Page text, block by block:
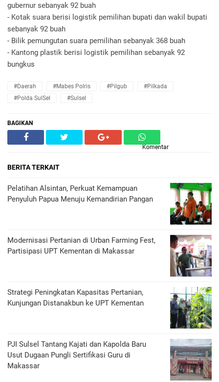
gubernur sebanyak 92 buah
- Kotak suara berisi logistik pemilihan bupati dan wakil bupati
sebanyak 92 buah
- Bilik pemungutan suara pemilihan sebanyak 368 buah
- Kantong plastik berisi logistik pemilihan sebanyak 92
bungkus
#Daerah #Mabes Polris #Pilgub
#Pilkada
#Polda SulSel
#Sulsel
BAGIKAN
Komentar
BERITA TERKAIT
Pelatihan Alsintan, Perkuat Kemampuan
Penyuluh Papua Menuju Kemandirian Pangan
Modernisasi Pertanian di Urban Farming Fest,
Partisipasi UPT Kementan di Makassar
Strategi Peningkatan Kapasitas Pertanian,
Kunjungan Distanakbun ke UPT Kementan
PJI Sulsel Tantang Kajati dan Kapolda Baru
Usut Dugaan Pungli Sertifikasi Guru di
Makassar